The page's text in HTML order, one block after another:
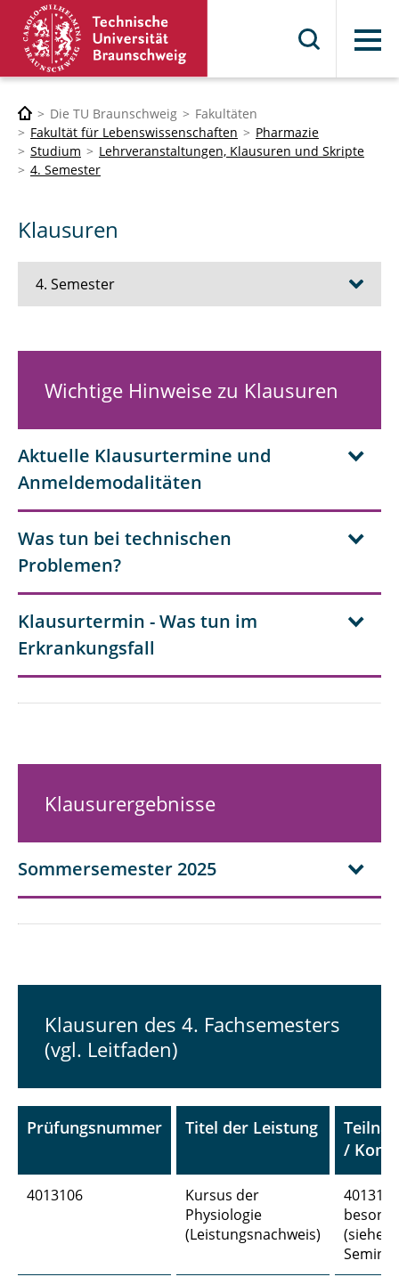
Menü
Die TU Braunschweig
Fakultäten
Fakultät für Lebenswissenschaften
Pharmazie
Studium
Lehrveranstaltungen, Klausuren und Skripte
4. Semester
Klausuren
4. Semester
Seminare & Praktika
Klausuren
Tutorien
Wichtige Hinweise zu Klausuren
Aktuelle Klausurtermine und
Anmeldemodalitäten
Was tun bei technischen
Problemen?
Klausurtermin - Was tun im
Erkrankungsfall
Klausurergebnisse
Sommersemester 2025
Klausuren des 4. Fachsemesters
(vgl. Leitfaden)
Prüfungsnummer Titel der Leistung
/
4013106
Kursus der
Physiologie
(Leistungsnachweis)
(siehe